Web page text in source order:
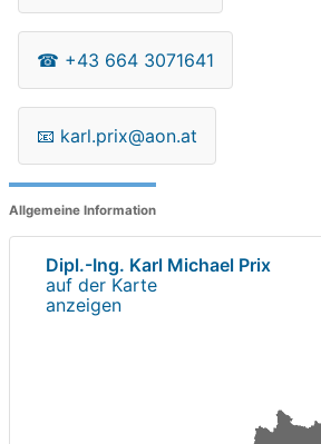
☎ +43 664 3071641
📧 karl.prix@aon.at
Allgemeine Information
Dipl.-Ing. Karl Michael Prix
auf der Karte
anzeigen